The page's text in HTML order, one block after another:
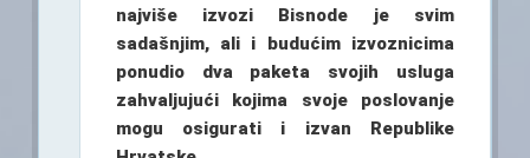
najviše izvozi Bisnode je svim
sadašnjim, ali i budućim izvoznicima
ponudio dva paketa svojih usluga
zahvaljujući kojima svoje poslovanje
mogu osigurati i izvan Republike